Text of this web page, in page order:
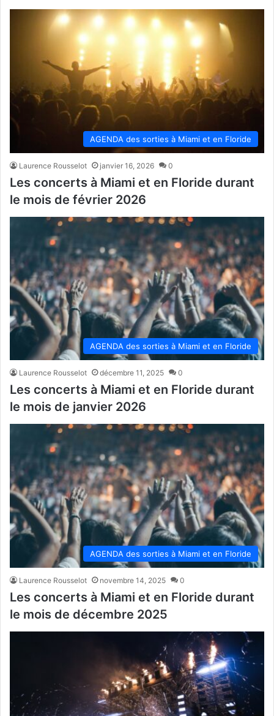
AGENDA des sorties à Miami et en Floride
Laurence Rousselot janvier 16, 2026 0
Les concerts à Miami et en Floride durant
le mois de février 2026
AGENDA des sorties à Miami et en Floride
Laurence Rousselot décembre 11, 2025 0
Les concerts à Miami et en Floride durant
le mois de janvier 2026
AGENDA des sorties à Miami et en Floride
Laurence Rousselot novembre 14, 2025 0
Les concerts à Miami et en Floride durant
le mois de décembre 2025